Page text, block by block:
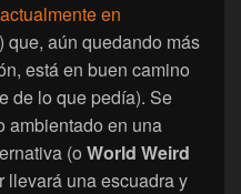
actualmente en
) que, aún quedando más
está en buen camino
de lo que pedía). Se
ambientado en una
(o World Weird
llevará una escuadra y